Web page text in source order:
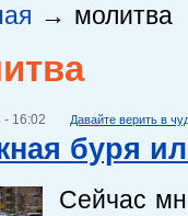
→ молитва
- 16:02 Давайте верить в
буря
Сейчас